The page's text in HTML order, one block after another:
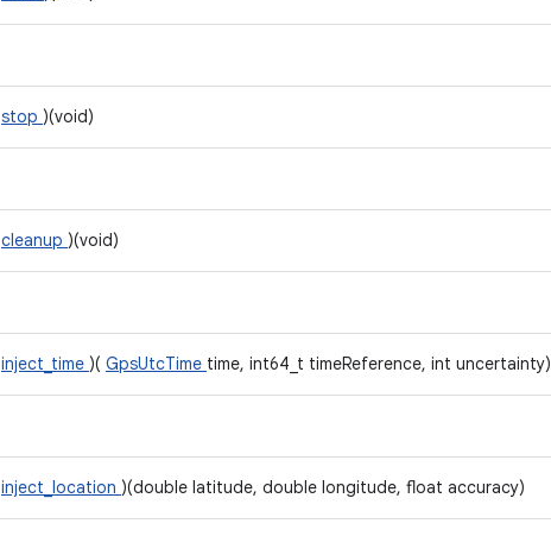
stop )(void)
cleanup )(void)
inject_time )( GpsUtcTime time, int64_t timeReference, int uncertainty)
inject_location )(double latitude, double longitude, float accuracy)